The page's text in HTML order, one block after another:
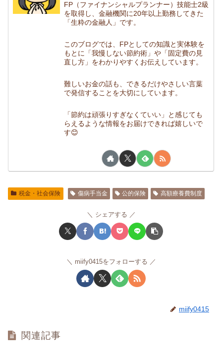
FP（ファイナンシャルプランナー）技能士2級
を取得し、金融機関に20年以上勤務してきた
「生粋の金融人」です。
このブログでは、FPとしての知識と実体験を
もとに「我慢しない節約術」や「固定費の見
直し方」をわかりやすくお伝えしています。
難しいお金の話も、できるだけやさしい言葉
で発信することを大切にしています。
「節約は頑張りすぎなくていい」と感じても
らえるような情報をお届けできれば嬉しいで
す😊
税金・社会保険 傷病手当金 公的保険 高額療養費制度
シェアする
miify0415をフォローする
miify0415
関連記事